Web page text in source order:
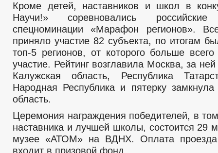
Кроме детей, наставников и школ в
Научи!» соревновались
спецноминации «Марафон регионов».
приняло участие 82 субъекта, по итогам
топ-5 регионов, от которого больше
участие. Рейтинг возглавила Москва, за
Калужская область, Республика
Народная Республика и пятерку замкнула
область.
Церемония награждения победителей, в
наставника и лучшей школы, состоится 29
музее «АТОМ» на ВДНХ. Оплата
входит в призовой фонд.